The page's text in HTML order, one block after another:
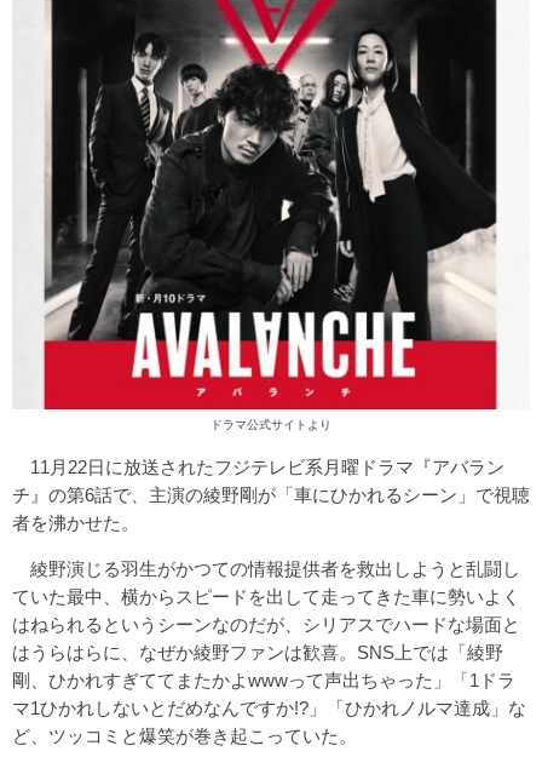
ドラマ公式サイトより
11月22日に放送されたフジテレビ系月曜ドラマ『アバラン
チ』の第6話で、主演の綾野剛が「車にひかれるシーン」で視聴
者を沸かせた。
綾野演じる羽生がかつての情報提供者を救出しようと乱闘し
ていた最中、横からスピードを出して走ってきた車に勢いよく
はねられるというシーンなのだが、シリアスでハードな場面と
はうらはらに、なぜか綾野ファンは歓喜。SNS上では「綾野
剛、ひかれすぎててまたかよwwwって声出ちゃった」「1ドラ
マ1ひかれしないとだめなんですか!?」「ひかれノルマ達成」な
ど、ツッコミと爆笑が巻き起こっていた。